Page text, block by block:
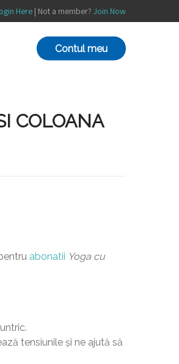
Here | Not a member? Join Now
Contul meu
COLOANA
abonatii Yoga cu
tensiunile și ne ajută să